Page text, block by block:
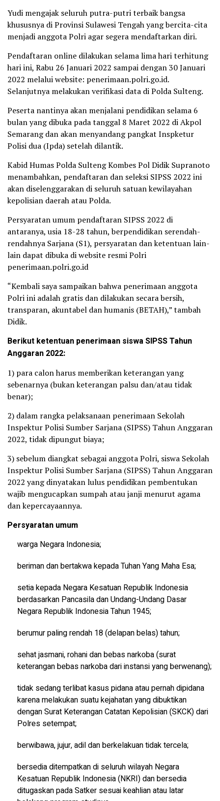
Yudi mengajak seluruh putra-putri terbaik bangsa
khususnya di Provinsi Sulawesi Tengah yang bercita-cita
menjadi anggota Polri agar segera mendaftarkan diri.
Pendaftaran online dilakukan selama lima hari terhitung
hari ini, Rabu 26 Januari 2022 sampai dengan 30 Januari
2022 melalui website: penerimaan.polri.go.id.
Selanjutnya melakukan verifikasi data di Polda Sulteng.
Peserta nantinya akan menjalani pendidikan selama 6
bulan yang dibuka pada tanggal 8 Maret 2022 di Akpol
Semarang dan akan menyandang pangkat Inspketur
Polisi dua (Ipda) setelah dilantik.
Kabid Humas Polda Sulteng Kombes Pol Didik Supranoto
menambahkan, pendaftaran dan seleksi SIPSS 2022 ini
akan diselenggarakan di seluruh satuan kewilayahan
kepolisian daerah atau Polda.
Persyaratan umum pendaftaran SIPSS 2022 di
antaranya, usia 18-28 tahun, berpendidikan serendah-
rendahnya Sarjana (S1), persyaratan dan ketentuan lain-
lain dapat dibuka di website resmi Polri
penerimaan.polri.go.id
“Kembali saya sampaikan bahwa penerimaan anggota
Polri ini adalah gratis dan dilakukan secara bersih,
transparan, akuntabel dan humanis (BETAH),” tambah
Didik.
Berikut ketentuan penerimaan siswa SIPSS Tahun
Anggaran 2022:
1) para calon harus memberikan keterangan yang
sebenarnya (bukan keterangan palsu dan/atau tidak
benar);
2) dalam rangka pelaksanaan penerimaan Sekolah
Inspektur Polisi Sumber Sarjana (SIPSS) Tahun Anggaran
2022, tidak dipungut biaya;
3) sebelum diangkat sebagai anggota Polri, siswa Sekolah
Inspektur Polisi Sumber Sarjana (SIPSS) Tahun Anggaran
2022 yang dinyatakan lulus pendidikan pembentukan
wajib mengucapkan sumpah atau janji menurut agama
dan kepercayaannya.
Persyaratan umum
warga Negara Indonesia;
beriman dan bertakwa kepada Tuhan Yang Maha Esa;
setia kepada Negara Kesatuan Republik Indonesia
berdasarkan Pancasila dan Undang-Undang Dasar
Negara Republik Indonesia Tahun 1945;
berumur paling rendah 18 (delapan belas) tahun;
sehat jasmani, rohani dan bebas narkoba (surat
keterangan bebas narkoba dari instansi yang berwenang);
tidak sedang terlibat kasus pidana atau pernah dipidana
karena melakukan suatu kejahatan yang dibuktikan
dengan Surat Keterangan Catatan Kepolisian (SKCK) dari
Polres setempat;
berwibawa, jujur, adil dan berkelakuan tidak tercela;
bersedia ditempatkan di seluruh wilayah Negara
Kesatuan Republik Indonesia (NKRI) dan bersedia
ditugaskan pada Satker sesuai keahlian atau latar